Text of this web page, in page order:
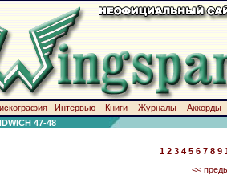
Интервью Книги Журналы
Аккорды
47-48
1 2 3 4 5 6 7 8 9
<<